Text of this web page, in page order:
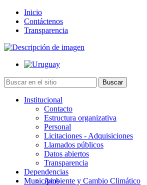
Inicio
Contáctenos
Transparencia
Institucional
Contacto
Estructura organizativa
Personal
Licitaciones - Adquisiciones
Llamados públicos
Datos abiertos
Transparencia
Dependencias
Ambiente y Cambio Climático
Municipios